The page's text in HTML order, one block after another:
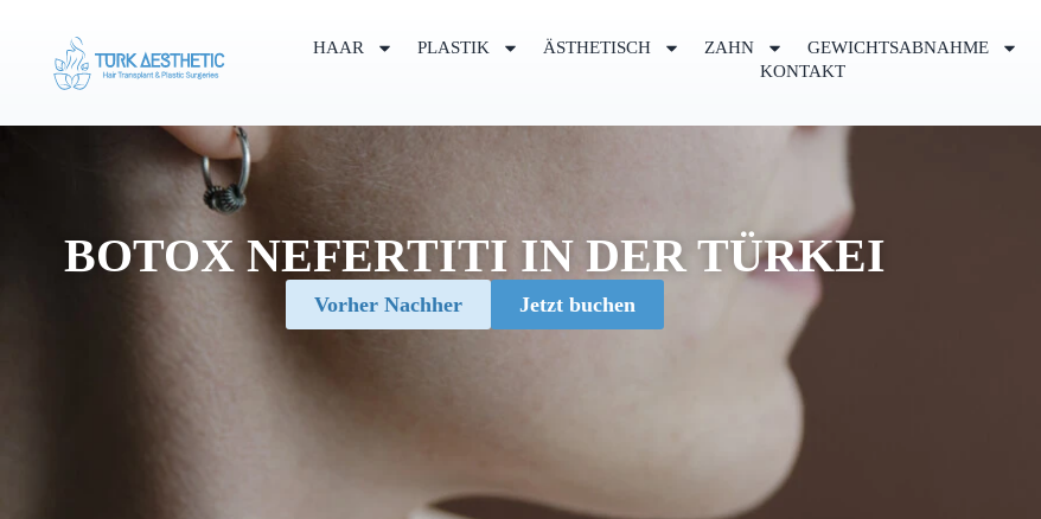
HAAR PLASTIK ÄSTHETISCH ZAHN GEWICHTSABNAHME
KONTAKT
BOTOX NEFERTITI IN DER TÜRKEI
Vorher Nachher Jetzt buchen